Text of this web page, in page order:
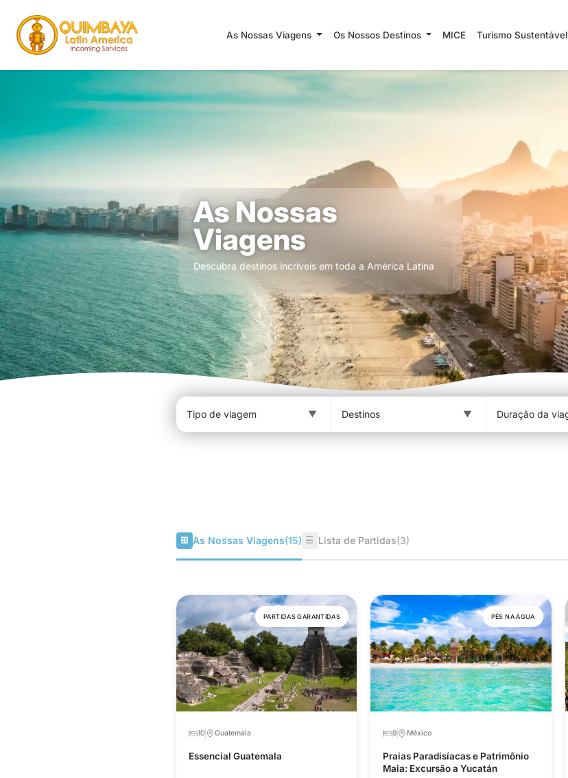
As Nossas Viagens Os Nossos Destinos MICE Turismo Sustentável
As Nossas
Viagens
Descubra destinos incríveis em toda a América Latina
⊞ As Nossas Viagens(15) ☰ Lista de Partidas(3)
PARTIDAS GARANTIDAS
10 Guatemala
Essencial Guatemala
PÉS NA ÁGUA
9 México
Praias Paradisíacas e Patrimônio
Maia: Excursão a Yucatán